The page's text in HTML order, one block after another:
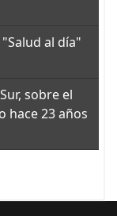
al día"
sobre el
hace 23 años